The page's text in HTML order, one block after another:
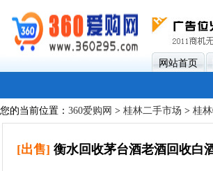
网站首页
您的当前位置： 360爱购网 > 桂林二手市场 > 桂
[出售] 衡水回收茅台酒老酒回收白